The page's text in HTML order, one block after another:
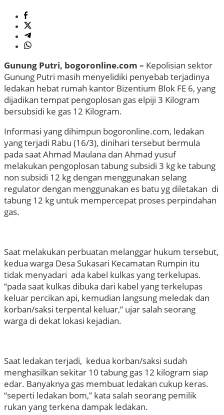
Gunung Putri, bogoronline.com – Kepolisian sektor
Gunung Putri masih menyelidiki penyebab terjadinya
ledakan hebat rumah kantor Bizentium Blok FE 6, yang
dijadikan tempat pengoplosan gas elpiji 3 Kilogram
bersubsidi ke gas 12 Kilogram.
Informasi yang dihimpun bogoronline.com, ledakan
yang terjadi Rabu (16/3), dinihari tersebut bermula
pada saat Ahmad Maulana dan Ahmad yusuf
melakukan pengoplosan tabung subsidi 3 kg ke tabung
non subsidi 12 kg dengan menggunakan selang
regulator dengan menggunakan es batu yg diletakan di
tabung 12 kg untuk mempercepat proses perpindahan
gas.
Saat melakukan perbuatan melanggar hukum tersebut,
kedua warga Desa Sukasari Kecamatan Rumpin itu
tidak menyadari ada kabel kulkas yang terkelupas.
“pada saat kulkas dibuka dari kabel yang terkelupas
keluar percikan api, kemudian langsung meledak dan
korban/saksi terpental keluar,” ujar salah seorang
warga di dekat lokasi kejadian.
Saat ledakan terjadi, kedua korban/saksi sudah
menghasilkan sekitar 10 tabung gas 12 kilogram siap
edar. Banyaknya gas membuat ledakan cukup keras.
“seperti ledakan bom,” kata salah seorang pemilik
rukan yang terkena dampak ledakan.